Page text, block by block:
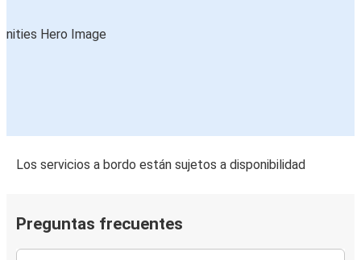
Los servicios a bordo están sujetos a disponibilidad
Preguntas frecuentes